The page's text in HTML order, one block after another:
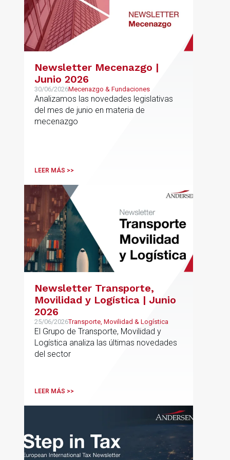
Newsletter Mecenazgo |
Junio 2026
30/06/2026Mecenazgo & Fundaciones
Analizamos las novedades legislativas
del mes de junio en materia de
mecenazgo
LEER MÁS >>
Newsletter Transporte,
Movilidad y Logística | Junio
2026
25/06/2026Transporte, Movilidad & Logística
El Grupo de Transporte, Movilidad y
Logística analiza las últimas novedades
del sector
LEER MÁS >>